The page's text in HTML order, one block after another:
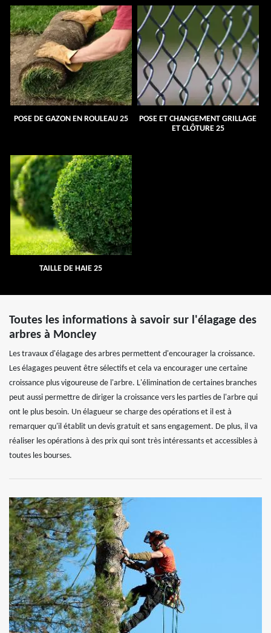
POSE DE GAZON EN ROULEAU 25
POSE ET CHANGEMENT GRILLAGE
ET CLÔTURE 25
TAILLE DE HAIE 25
Toutes les informations à savoir sur l'élagage des
arbres à Moncley
Les travaux d'élagage des arbres permettent d'encourager la croissance.
Les élagages peuvent être sélectifs et cela va encourager une certaine
croissance plus vigoureuse de l'arbre. L'élimination de certaines branches
peut aussi permettre de diriger la croissance vers les parties de l'arbre qui
ont le plus besoin. Un élagueur se charge des opérations et il est à
remarquer qu'il établit un devis gratuit et sans engagement. De plus, il va
réaliser les opérations à des prix qui sont très intéressants et accessibles à
toutes les bourses.